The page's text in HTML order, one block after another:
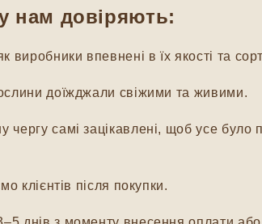
впевнені в їх якості та
доїжджали свіжими та живими.
самі зацікавлені, щоб усе було
клієнтів після покупки.